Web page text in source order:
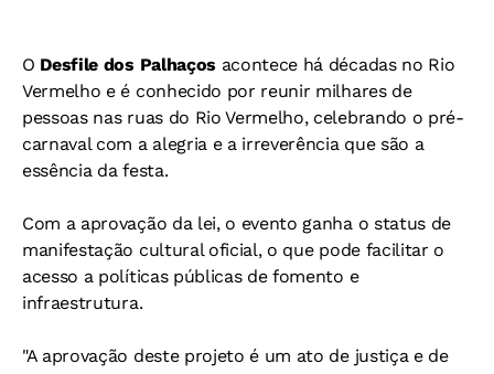
O Desfile dos Palhaços acontece há décadas no Rio
Vermelho e é conhecido por reunir milhares de
pessoas nas ruas do Rio Vermelho, celebrando o pré-
carnaval com a alegria e a irreverência que são a
essência da festa.
Com a aprovação da lei, o evento ganha o status de
manifestação cultural oficial, o que pode facilitar o
acesso a políticas públicas de fomento e
infraestrutura.
"A aprovação deste projeto é um ato de justiça e de